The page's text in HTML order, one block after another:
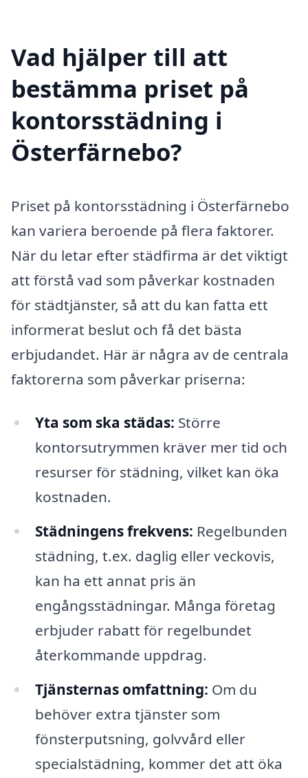
Vad hjälper till att
bestämma priset på
kontorsstädning i
Österfärnebo?
Priset på kontorsstädning i Österfärnebo
kan variera beroende på flera faktorer.
När du letar efter städfirma är det viktigt
att förstå vad som påverkar kostnaden
för städtjänster, så att du kan fatta ett
informerat beslut och få det bästa
erbjudandet. Här är några av de centrala
faktorerna som påverkar priserna:
Yta som ska städas: Större
kontorsutrymmen kräver mer tid och
resurser för städning, vilket kan öka
kostnaden.
Städningens frekvens: Regelbunden
städning, t.ex. daglig eller veckovis,
kan ha ett annat pris än
engångsstädningar. Många företag
erbjuder rabatt för regelbundet
återkommande uppdrag.
Tjänsternas omfattning: Om du
behöver extra tjänster som
fönsterputsning, golvvård eller
specialstädning, kommer det att öka